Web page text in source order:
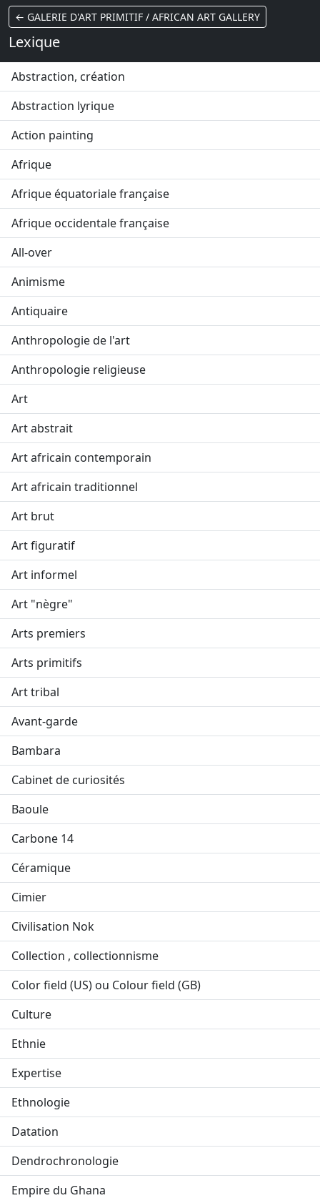
← GALERIE D'ART PRIMITIF / AFRICAN ART GALLERY
Lexique
Abstraction, création
Abstraction lyrique
Action painting
Afrique
Afrique équatoriale française
Afrique occidentale française
All-over
Animisme
Antiquaire
Anthropologie de l'art
Anthropologie religieuse
Art
Art abstrait
Art africain contemporain
Art africain traditionnel
Art brut
Art figuratif
Art informel
Art "nègre"
Arts premiers
Arts primitifs
Art tribal
Avant-garde
Bambara
Cabinet de curiosités
Baoule
Carbone 14
Céramique
Cimier
Civilisation Nok
Collection , collectionnisme
Color field (US) ou Colour field (GB)
Culture
Ethnie
Expertise
Ethnologie
Datation
Dendrochronologie
Empire du Ghana